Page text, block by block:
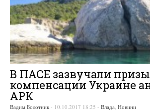
В ПАСЕ зазвучали
компенсации Украине
АРК
Вадим Болотник - 10.10.2017 18:25 - Влада Новини